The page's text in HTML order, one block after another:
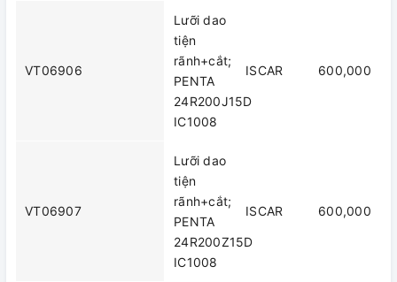
VT06906
Lưỡi dao
tiện
rãnh+cắt;
PENTA
24R200J15D
IC1008
ISCAR 600,000
VT06907
Lưỡi dao
tiện
rãnh+cắt;
PENTA
24R200Z15D
IC1008
ISCAR 600,000